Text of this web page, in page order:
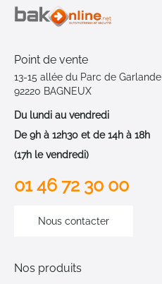
Point de vente
13-15 allée du Parc de Garlande
92220 BAGNEUX
Du lundi au vendredi
De 9h à 12h30 et de 14h à 18h
(17h le vendredi)
01 46 72 30 00
Nous contacter
Nos produits